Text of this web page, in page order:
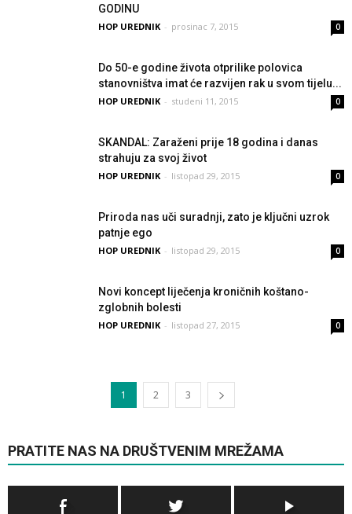
GODINU
HOP UREDNIK - prosinac 7, 2015 0
Do 50-e godine života otprilike polovica
stanovništva imat će razvijen rak u svom tijelu...
HOP UREDNIK - studeni 11, 2015 0
SKANDAL: Zaraženi prije 18 godina i danas
strahuju za svoj život
HOP UREDNIK - listopad 29, 2015 0
Priroda nas uči suradnji, zato je ključni uzrok
patnje ego
HOP UREDNIK - listopad 29, 2015 0
Novi koncept liječenja kroničnih koštano-
zglobnih bolesti
HOP UREDNIK - listopad 27, 2015 0
1 2 3
PRATITE NAS NA DRUŠTVENIM MREŽAMA